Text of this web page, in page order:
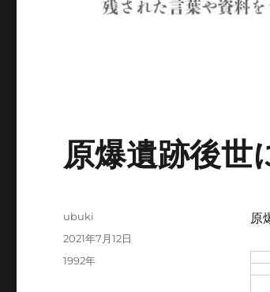
原爆遺跡後世
原
投
ubuki
投
2021年7月12日
カ
1992年